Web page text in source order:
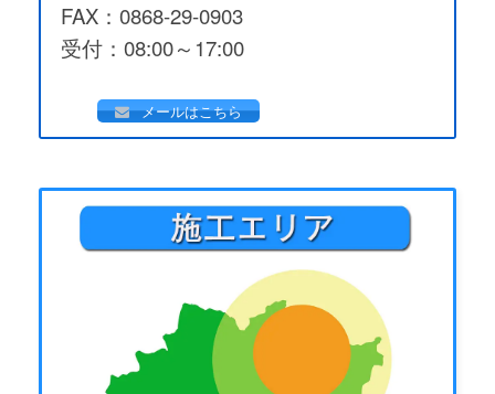
FAX：0868-29-0903
受付：08:00～17:00
メールはこちら